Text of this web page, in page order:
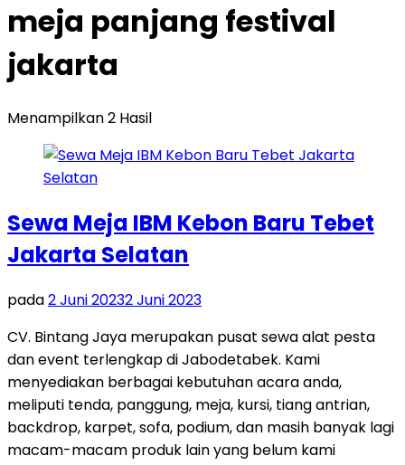
meja panjang festival
jakarta
Menampilkan 2 Hasil
Sewa Meja IBM Kebon Baru Tebet
Jakarta Selatan
pada2 Juni 20232 Juni 2023
CV. Bintang Jaya merupakan pusat sewa alat pesta
dan event terlengkap di Jabodetabek. Kami
menyediakan berbagai kebutuhan acara anda,
meliputi tenda, panggung, meja, kursi, tiang antrian,
backdrop, karpet, sofa, podium, dan masih banyak lagi
macam-macam produk lain yang belum kami